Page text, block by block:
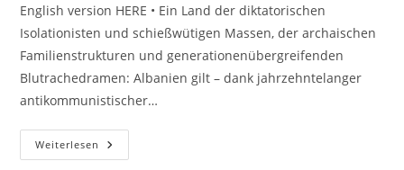
English version HERE • Ein Land der diktatorischen
Isolationisten und schießwütigen Massen, der archaischen
Familienstrukturen und generationenübergreifenden
Blutrachedramen: Albanien gilt – dank jahrzehntelanger
antikommunistischer…
Weiterlesen SHQIPËRIA
–